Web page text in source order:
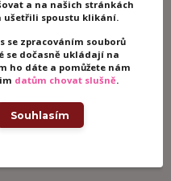
233
hod.)
a na našich stránkách
ušetřili spoustu klikání.
se zpracováním souborů
se dočasně ukládají na
ho dáte a pomůžete nám
datům chovat slušně.
Souhlasím